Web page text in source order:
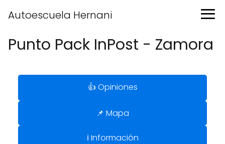
Autoescuela Hernani
Punto Pack InPost - Zamora
👍 Opiniones
📌 Mapa
ℹ️ Información